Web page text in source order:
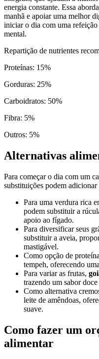
energia constante. Essa
manhã e apoiar uma melhor
iniciar o dia com uma
mental.
Repartição de nutrientes
Proteínas: 15%
Gorduras: 25%
Carboidratos: 50%
Fibra: 5%
Outros: 5%
Alternativas
Para começar o dia com um
substituições podem adicionar
Para uma verdura rica
podem substituir a
apoio ao fígado.
Para diversificar seus
substituir a aveia,
mastigável.
Como opção de
tempeh, oferecendo
Para variar as frutas,
trazendo um sabor
Como alternativa
leite de amêndoas,
suave.
Como fazer um
alimentar